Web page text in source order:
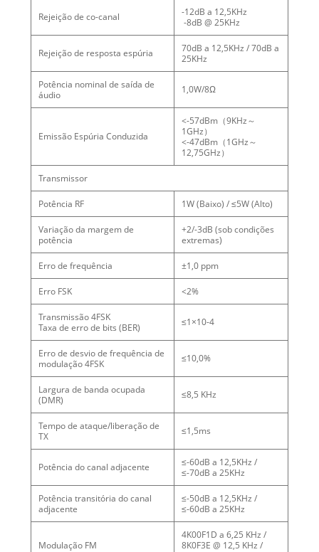
Rejeição de co-canal
-12dB a 12,5KHz
-8dB @ 25KHz
Rejeição de resposta espúria
70dB a 12,5KHz / 70dB a
25KHz
Potência nominal de saída de
áudio
1,0W/8Ω
Emissão Espúria Conduzida
<-57dBm（9KHz～
1GHz）
<-47dBm（1GHz～
12,75GHz）
Transmissor
Potência RF 1W (Baixo) / ≤5W (Alto)
Variação da margem de
potência
+2/-3dB (sob condições
extremas)
Erro de frequência ±1,0 ppm
Erro FSK <2%
Transmissão 4FSK
Taxa de erro de bits (BER)
≤1×10-4
Erro de desvio de frequência de
modulação 4FSK
≤10,0%
Largura de banda ocupada
(DMR)
≤8,5 KHz
Tempo de ataque/liberação de
TX
≤1,5ms
Potência do canal adjacente
≤-60dB a 12,5KHz /
≤-70dB a 25KHz
Potência transitória do canal
adjacente
≤-50dB a 12,5KHz /
≤-60dB a 25KHz
Modulação FM
4K00F1D a 6,25 KHz /
8K0F3E @ 12,5 KHz /